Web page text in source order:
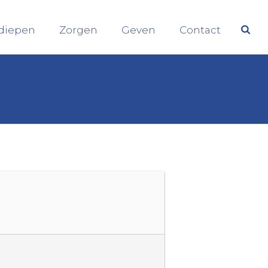
Zorgen Geven Contact